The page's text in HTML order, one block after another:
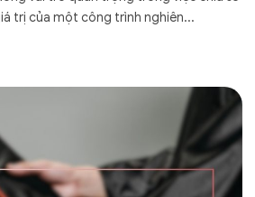
trị của một công trình nghiên...